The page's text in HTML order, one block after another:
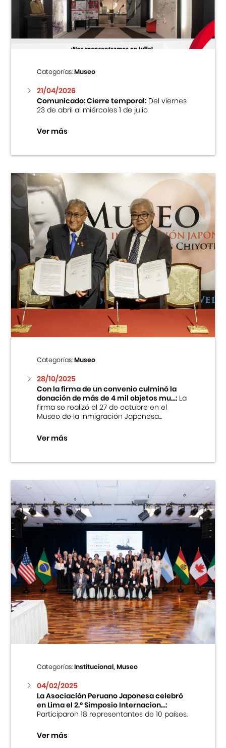
Centro Cultural Peruano Japonés
Museo de la Inmigración Japonesa
Fondo Editorial
Teatro Peruano Japonés
Categorías:Museo
21/04/2026
Comunicado: Cierre temporal:Del viernes
23 de abril al miércoles 1 de julio
Ver más
Categorías:Museo
28/10/2025
Con la firma de un convenio culminó la
donación de más de 4 mil objetos mu...:La
firma se realizó el 27 de octubre en el
Museo de la Inmigración Japonesa...
Ver más
Categorías:Institucional, Museo
04/02/2025
La Asociación Peruano Japonesa celebró
en Lima el 2.º Simposio Internacion...:
Participaron 18 representantes de 10 países.
Ver más